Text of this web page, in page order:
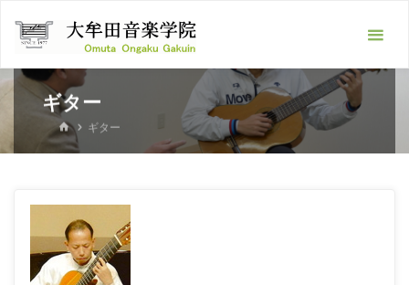
田
音
楽
学
ギター
HOMEギター